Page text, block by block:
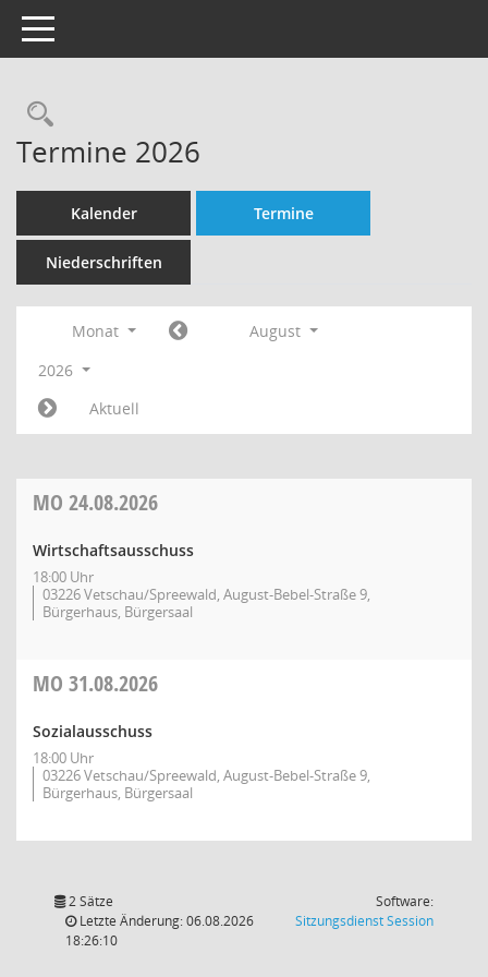
Toggle navigation
Rechercheauswahl
Termine 2026
Kalender Termine
Niederschriften
Monat
August
2026
Aktuell
MO 24.08.2026
Wirtschaftsausschuss
18:00 Uhr
03226 Vetschau/Spreewald, August-Bebel-Straße 9,
Bürgerhaus, Bürgersaal
MO 31.08.2026
Sozialausschuss
18:00 Uhr
03226 Vetschau/Spreewald, August-Bebel-Straße 9,
Bürgerhaus, Bürgersaal
2 Sätze
Letzte Änderung: 06.08.2026
18:26:10
Software:
SitzungsdienstSession(Wird in